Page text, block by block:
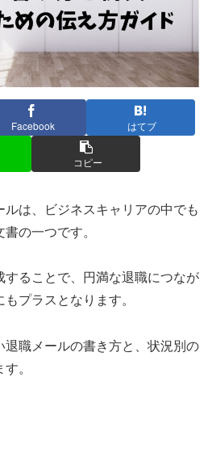
Facebook はてブ
コピー
は、ビジネスキャリアの中でも
の一つです。
ることで、円満な退職につなが
プラスとなります。
職メールの書き方と、状況別の
。